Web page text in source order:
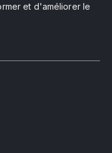
et d'améliorer le